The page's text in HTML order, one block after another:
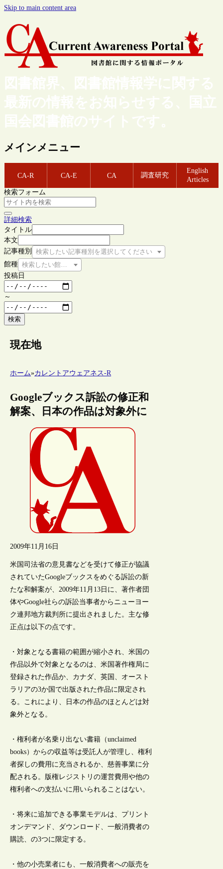
Skip to main content area
図書館界、図書館情報学に関する
最新の情報をお知らせする、国立
国会図書館のサイトです。
メインメニュー
CA-R CA-E CA 調査研究
English
Articles
検索フォーム
詳細検索
タイトル
本文
記事種別
検索したい記事種別を選択してください
館種 検索したい館種を選択してください
投稿日
～
検索
現在地
ホーム»カレントアウェアネス-R
Googleブックス訴訟の修正和
解案、日本の作品は対象外に
2009年11月16日
米国司法省の意見書などを受けて修正が協議
されていたGoogleブックスをめぐる訴訟の新
たな和解案が、2009年11月13日に、著作者団
体やGoogle社らの訴訟当事者からニューヨー
ク連邦地方裁判所に提出されました。主な修
正点は以下の点です。
・対象となる書籍の範囲が縮小され、米国の
作品以外で対象となるのは、米国著作権局に
登録された作品か、カナダ、英国、オースト
ラリアの3か国で出版された作品に限定され
る。これにより、日本の作品のほとんどは対
象外となる。
・権利者が名乗り出ない書籍（unclaimed
books）からの収益等は受託人が管理し、権利
者探しの費用に充当されるか、慈善事業に分
配される。版権レジストリの運営費用や他の
権利者への支払いに用いられることはない。
・将来に追加できる事業モデルは、プリント
オンデマンド、ダウンロード、一般消費者の
購読、の3つに限定する。
・他の小売業者にも、一般消費者への販売を